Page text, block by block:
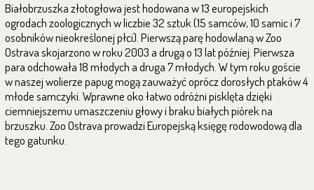
Białobrzuszka złotogłowa jest hodowana w 13 europejskich
ogrodach zoologicznych w liczbie 32 sztuk (15 samców, 10 samic i 7
osobników nieokreślonej płci). Pierwszą parę hodowlaną w Zoo
Ostrava skojarzono w roku 2003 a drugą o 13 lat później. Pierwsza
para odchowała 18 młodych a druga 7 młodych. W tym roku goście
w naszej wolierze papug mogą zauważyć oprócz dorosłych ptaków 4
młode samczyki. Wprawne oko łatwo odróżni pisklęta dzięki
ciemniejszemu umaszczeniu głowy i braku białych piórek na
brzuszku. Zoo Ostrava prowadzi Europejską księgę rodowodową dla
tego gatunku.